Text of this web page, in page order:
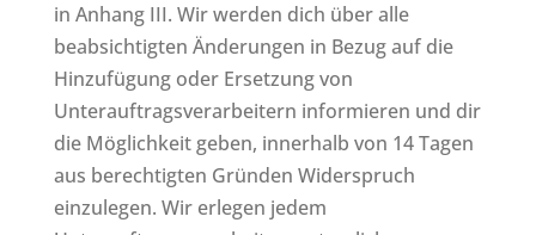
in Anhang III. Wir werden dich über alle
beabsichtigten Änderungen in Bezug auf die
Hinzufügung oder Ersetzung von
Unterauftragsverarbeitern informieren und dir
die Möglichkeit geben, innerhalb von 14 Tagen
aus berechtigten Gründen Widerspruch
einzulegen. Wir erlegen jedem